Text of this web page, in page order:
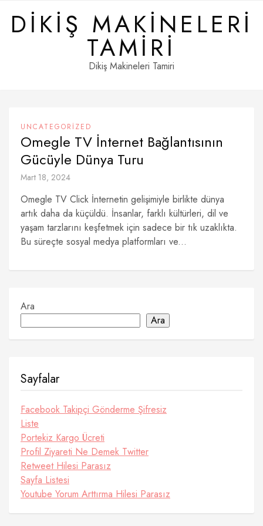
contentDIKIŞ MAKINELERI
TAMIRI
Dikiş Makineleri Tamiri
UNCATEGORIZED
Omegle TV İnternet Bağlantısının
Gücüyle Dünya Turu
Mart 18, 2024
Omegle TV Click İnternetin gelişimiyle birlikte dünya
artık daha da küçüldü. İnsanlar, farklı kültürleri, dil ve
yaşam tarzlarını keşfetmek için sadece bir tık uzaklıkta.
Bu süreçte sosyal medya platformları ve...
Ara
Ara
Sayfalar
Facebook Takipçi Gönderme Şifresiz
Liste
Portekiz Kargo Ücreti
Profil Ziyareti Ne Demek Twitter
Retweet Hilesi Parasız
Sayfa Listesi
Youtube Yorum Arttırma Hilesi Parasız